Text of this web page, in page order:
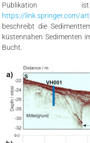
Publikation
https://link.springer.com/
beschreibt die
küstennahen Sedimenten
Bucht.